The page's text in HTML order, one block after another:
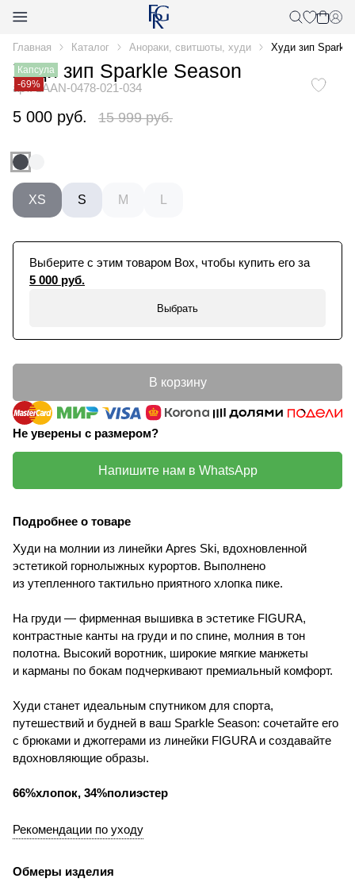
Главная Каталог Анораки, свитшоты, худи Худи зип
Капсула
-69%
Худи зип Sparkle Season
арт. 1AAN-0478-021-034
5 000 руб. 15 999 руб.
XS S M
Выберите с этим товаром Box, чтобы купить его за
5 000 руб.
Выбрать
В корзину
Не уверены с размером?
Напишите нам в WhatsApp
Подробнее о товаре
Худи на молнии из линейки Apres Ski, вдохновленной
эстетикой горнолыжных курортов. Выполнено
из утепленного тактильно приятного хлопка пике.
На груди — фирменная вышивка в эстетике FIGURA,
контрастные канты на груди и по спине, молния в тон
полотна. Высокий воротник, широкие мягкие манжеты
и карманы по бокам подчеркивают премиальный комфорт.
Худи станет идеальным спутником для спорта,
путешествий и будней в ваш Sparkle Season: сочетайте его
с брюками и джоггерами из линейки FIGURA и создавайте
вдохновляющие образы.
66%хлопок, 34%полиэстер
Рекомендации по уходу
Обмеры изделия